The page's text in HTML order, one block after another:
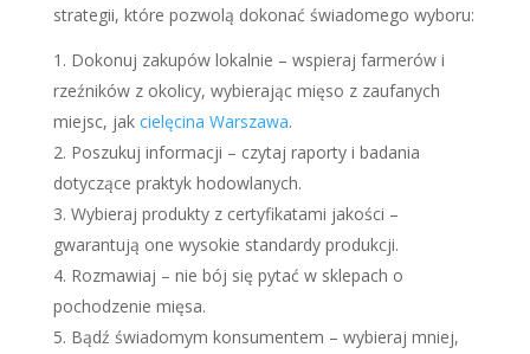
strategii, które pozwolą dokonać świadomego wyboru:
Dokonuj zakupów lokalnie – wspieraj farmerów i
rzeźników z okolicy, wybierając mięso z zaufanych
miejsc, jak cielęcina Warszawa.
Poszukuj informacji – czytaj raporty i badania
dotyczące praktyk hodowlanych.
Wybieraj produkty z certyfikatami jakości –
gwarantują one wysokie standardy produkcji.
Rozmawiaj – nie bój się pytać w sklepach o
pochodzenie mięsa.
Bądź świadomym konsumentem – wybieraj mniej,